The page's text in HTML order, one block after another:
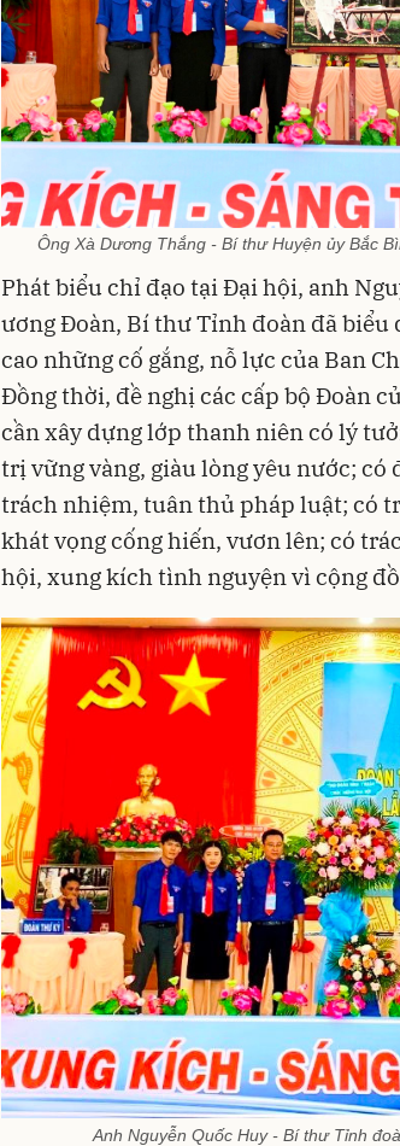
Ông Xà Dương Thắng - Bí thư Huyện ủy Bắc
Phát biểu chỉ đạo tại Đại hội, anh
ương Đoàn, Bí thư Tỉnh đoàn đã biểu
cao những cố gắng, nỗ lực của Ban
Đồng thời, đề nghị các cấp bộ Đoàn
cần xây dựng lớp thanh niên có lý
trị vững vàng, giàu lòng yêu nước; có
trách nhiệm, tuân thủ pháp luật; có
khát vọng cống hiến, vươn lên; có
hội, xung kích tình nguyện vì cộng
Anh Nguyễn Quốc Huy - Bí thư Tỉnh